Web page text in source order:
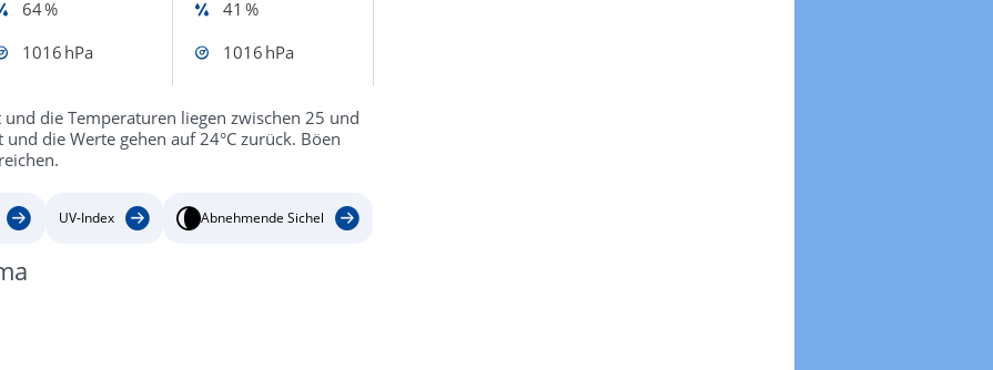
64 %
41 %
1016 hPa 1016 hPa
die Temperaturen liegen zwischen 25 und
die Werte gehen auf 24°C zurück. Böen
UV-Index Abnehmende Sichel